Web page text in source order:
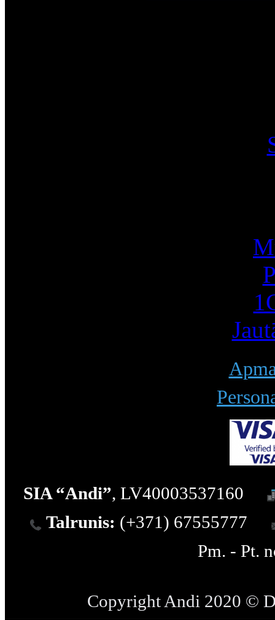
SIA “Andi”, LV40003537160
Talrunis: (+371) 67555777
Pm. - Pt.
Copyright Andi 2020 ©